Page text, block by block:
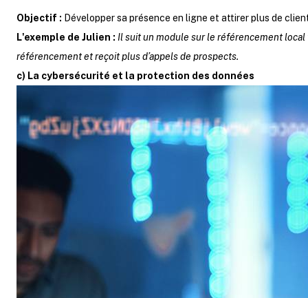
Objectif : Développer sa présence en ligne et attirer plus de
L'exemple de Julien : Il suit un module sur le référencement local
référencement et reçoit plus d’appels de prospects.
c) La cybersécurité et la protection des données